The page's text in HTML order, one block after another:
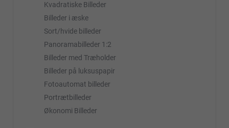
Kvadratiske Billeder
Billeder i æske
Sort/hvide billeder
Panoramabilleder 1:2
Billeder med Træholder
Billeder på luksuspapir
Fotoautomat billeder
Portrætbilleder
Økonomi Billeder